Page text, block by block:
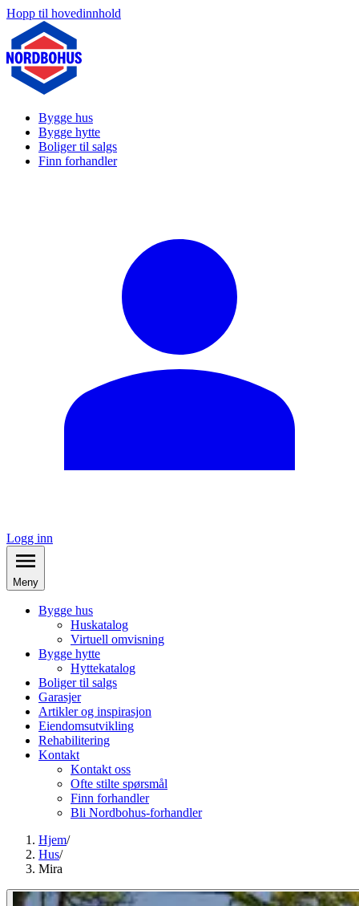
Hopp til hovedinnhold
Bygge hus
Bygge hytte
Boliger til salgs
Finn forhandler
Logg inn
Meny
Bygge hus
Huskatalog
Virtuell omvisning
Bygge hytte
Hyttekatalog
Boliger til salgs
Garasjer
Artikler og inspirasjon
Eiendomsutvikling
Rehabilitering
Kontakt
Kontakt oss
Ofte stilte spørsmål
Finn forhandler
Bli Nordbohus-forhandler
Hjem/
Hus/
Mira